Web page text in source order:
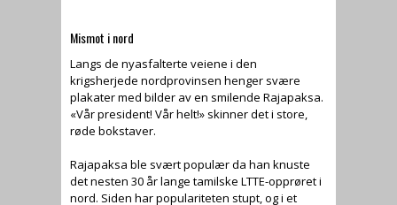
Mismot i nord
Langs de nyasfalterte veiene i den
krigsherjede nordprovinsen henger svære
plakater med bilder av en smilende Rajapaksa.
«Vår president! Vår helt!» skinner det i store,
røde bokstaver.
Rajapaksa ble svært populær da han knuste
det nesten 30 år lange tamilske LTTE-opprøret i
nord. Siden har populariteten stupt, og i et